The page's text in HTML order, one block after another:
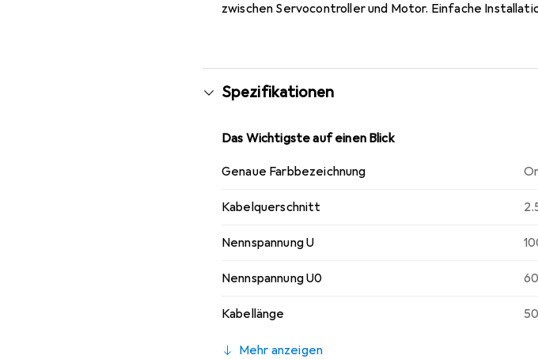
zwischen Servocontroller und Motor. Einfache
Spezifikationen
Das Wichtigste auf einen Blick
Genaue Farbbezeichnung
Kabelquerschnitt
Nennspannung U
Nennspannung U0
Kabellänge
Mehr anzeigen